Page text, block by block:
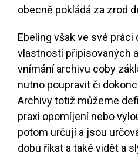
obecně pokládá za zrod
Ebeling však ve své
vlastností připisovaných
vnímání archivu coby
nutno poupravit či
Archivy totiž můžeme
praxi opomíjení nebo
potom určují a jsou
dobu říkat a také vidět a